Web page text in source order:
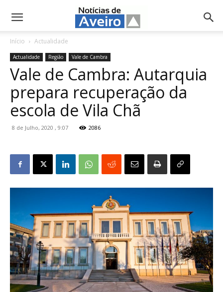
NotíciasdeAveiro.pt
Início Actualidade
Actualidade Região Vale de Cambra
Vale de Cambra: Autarquia
prepara recuperação da
escola de Vila Chã
8 de Julho, 2020 , 9:07 2086